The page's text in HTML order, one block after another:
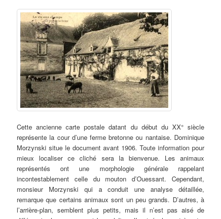
Cette ancienne carte postale datant du début du XX° siècle
représente la cour d’une ferme bretonne ou nantaise. Dominique
Morzynski situe le document avant 1906. Toute information pour
mieux localiser ce cliché sera la bienvenue. Les animaux
représentés ont une morphologie générale rappelant
incontestablement celle du mouton d’Ouessant. Cependant,
monsieur Morzynski qui a conduit une analyse détaillée,
remarque que certains animaux sont un peu grands. D’autres, à
l’arrière-plan, semblent plus petits, mais il n’est pas aisé de